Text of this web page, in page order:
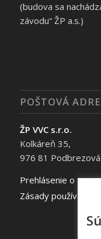
(budova sa
závodu“ ŽP a.s.)
POŠTOVÁ
ŽP VVC s.r.o.
Kolkáreň 35,
976 81 Podbrezová
Prehlásenie o
Zásady používania